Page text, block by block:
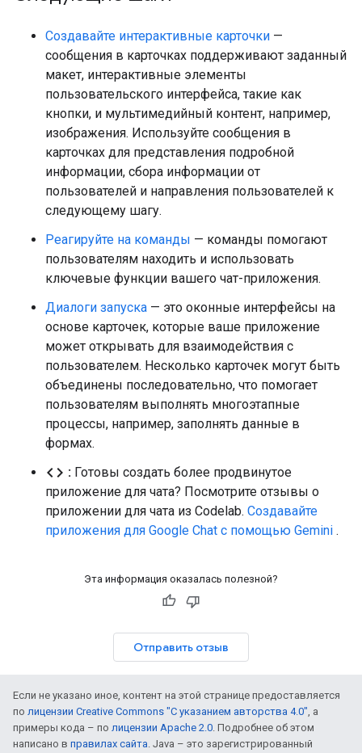
Создавайте интерактивные карточки —
сообщения в карточках поддерживают заданный
макет, интерактивные элементы
пользовательского интерфейса, такие как
кнопки, и мультимедийный контент, например,
изображения. Используйте сообщения в
карточках для представления подробной
информации, сбора информации от
пользователей и направления пользователей к
следующему шагу.
Реагируйте на команды — команды помогают
пользователям находить и использовать
ключевые функции вашего чат-приложения.
Диалоги запуска — это оконные интерфейсы на
основе карточек, которые ваше приложение
может открывать для взаимодействия с
пользователем. Несколько карточек могут быть
объединены последовательно, что помогает
пользователям выполнять многоэтапные
процессы, например, заполнять данные в
формах.
code : Готовы создать более продвинутое
приложение для чата? Посмотрите отзывы о
приложении для чата из Codelab. Создавайте
приложения для Google Chat с помощью Gemini .
Эта информация оказалась полезной?
Отправить отзыв
Если не указано иное, контент на этой странице предоставляется
по лицензии Creative Commons "С указанием авторства 4.0", а
примеры кода – по лицензии Apache 2.0. Подробнее об этом
написано в правилах сайта. Java – это зарегистрированный